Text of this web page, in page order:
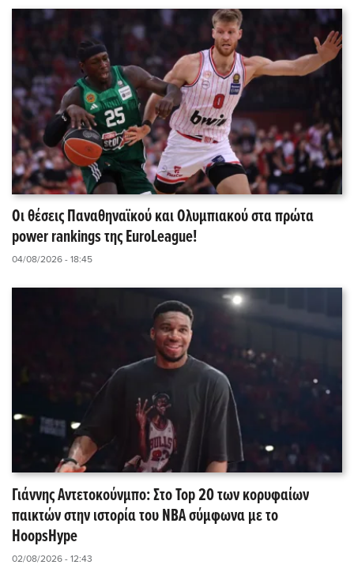
Οι θέσεις Παναθηναϊκού και Ολυμπιακού στα πρώτα
power rankings της EuroLeague!
04/08/2026 - 18:45
Γιάννης Αντετοκούνμπο: Στο Top 20 των κορυφαίων
παικτών στην ιστορία του NBA σύμφωνα με το
HoopsHype
02/08/2026 - 12:43